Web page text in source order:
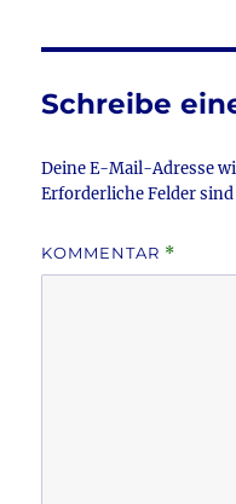
b
o
o
k
r
Schreibe
Deine E-Mail-Adresse
Erforderliche Felder
KOMMENTAR *